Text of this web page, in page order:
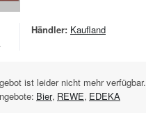
Händler: Kaufland
ist leider nicht mehr verfügbar.
Bier, REWE, EDEKA